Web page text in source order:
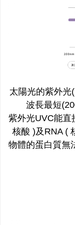
太陽光的紫外光
波長最短
紫外光UVC能直
核酸 )及RNA (
物體的蛋白質無